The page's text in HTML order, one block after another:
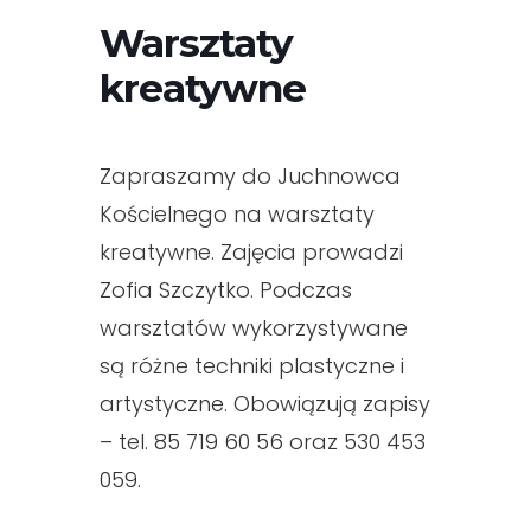
Warsztaty
kreatywne
Zapraszamy do Juchnowca
Kościelnego na warsztaty
kreatywne. Zajęcia prowadzi
Zofia Szczytko. Podczas
warsztatów wykorzystywane
są różne techniki plastyczne i
artystyczne. Obowiązują zapisy
– tel. 85 719 60 56 oraz 530 453
059.